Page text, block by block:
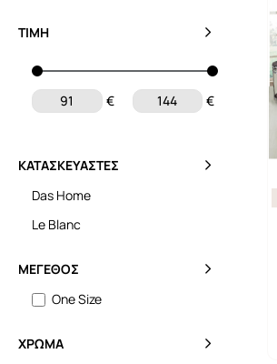
ΤΙΜΉ
€ €
ΚΑΤΑΣΚΕΥΑΣΤΈΣ
Das Home
Le Blanc
ΜΈΓΕΘΟΣ
One Size
ΧΡΏΜΑ